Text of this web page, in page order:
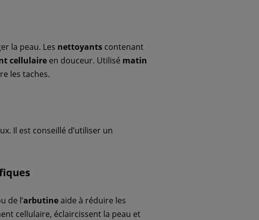
la peau. Les nettoyants contenant
cellulaire en douceur. Utilisé matin
les taches.
Il est conseillé d’utiliser un
de l’arbutineaide à réduire les
cellulaire, éclaircissent la peau et